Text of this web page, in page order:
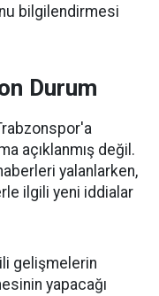
bilgilendirmesi
Durum
açıklanmış değil.
yalanlarken,
ilgili yeni iddialar
gelişmelerin
yapacağı